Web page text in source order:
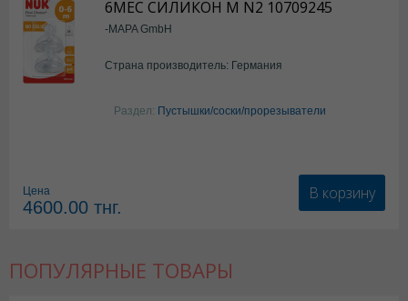
6МЕС СИЛИКОН M N2 10709245
-MAPA GmbH
Страна производитель: Германия
Раздел: Пустышки/соски/прорезыватели
Цена
4600.00 тнг.
В корзину
ПОПУЛЯРНЫЕ ТОВАРЫ